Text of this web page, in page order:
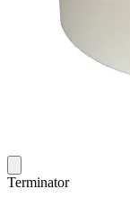
Terminator